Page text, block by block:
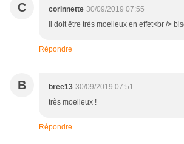
C corinnette 30/09/2019 07:55
il doit être très moelleux en effet<br />
Répondre
B bree13 30/09/2019 07:51
très moelleux !
Répondre